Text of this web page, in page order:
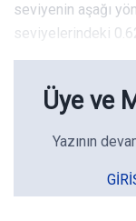
seviyenin aşağı
seviyelerindeki
Üye ve
Yazının